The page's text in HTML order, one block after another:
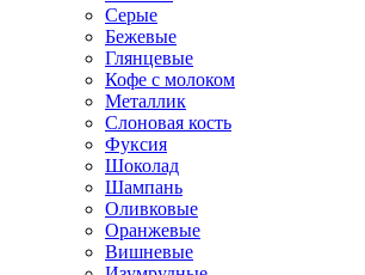
Серые
Бежевые
Глянцевые
Кофе с молоком
Металлик
Слоновая кость
Фуксия
Шоколад
Шампань
Оливковые
Оранжевые
Вишневые